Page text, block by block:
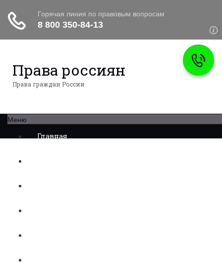
Права россиян
Права граждан России
Меню
Главная